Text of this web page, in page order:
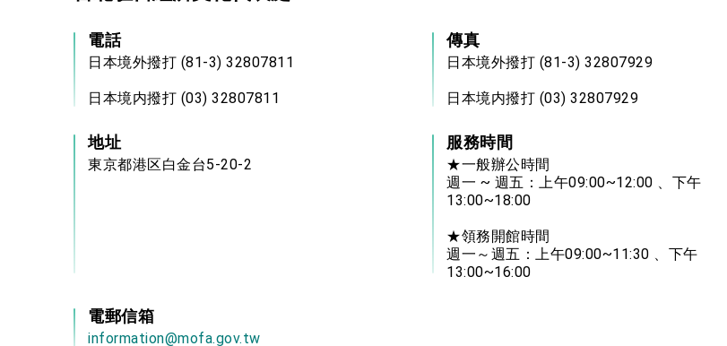
電話
日本境外撥打 (81-3) 32807811
日本境内撥打 (03) 32807811
傳真
日本境外撥打 (81-3) 32807929
日本境内撥打 (03) 32807929
地址
東京都港区白金台5-20-2
服務時間
★一般辦公時間
週一 ~ 週五：上午09:00~12:00 、下午
13:00~18:00
★領務開館時間
週一～週五：上午09:00~11:30 、下午
13:00~16:00
電郵信箱
information@mofa.gov.tw